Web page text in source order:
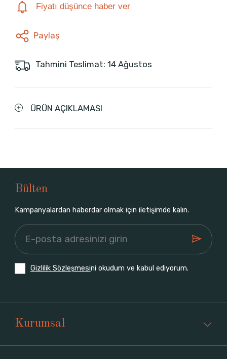
Fiyatı düşünce haber ver
Paylaş
Tahmini Teslimat: 14 Ağustos
ÜRÜN AÇIKLAMASI
Bülten
Kampanyalardan haberdar olmak için iletişimde kalın.
Gizlilik Sözleşmesini okudum ve kabul ediyorum.
Kurumsal